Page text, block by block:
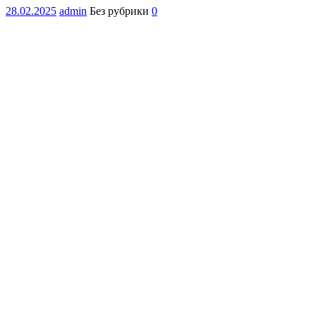
28.02.2025 admin Без рубрики 0